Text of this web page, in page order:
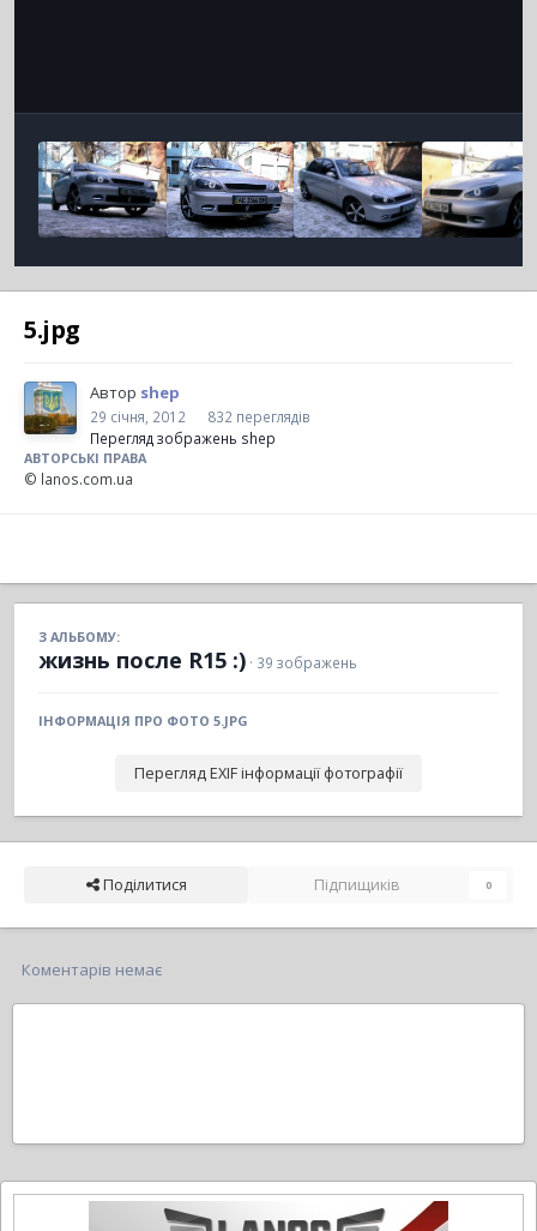
5.jpg
Автор shep
29 січня, 2012
832 переглядів
Перегляд зображень shep
АВТОРСЬКІ ПРАВА
© lanos.com.ua
З АЛЬБОМУ:
жизнь после R15 :) · 39 зображень
ІНФОРМАЦІЯ ПРО ФОТО 5.JPG
Перегляд EXIF інформації фотографії
Поділитися Підпищиків 0
Коментарів немає